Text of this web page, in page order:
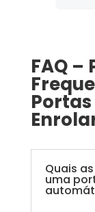
FAQ –
Quais
uma